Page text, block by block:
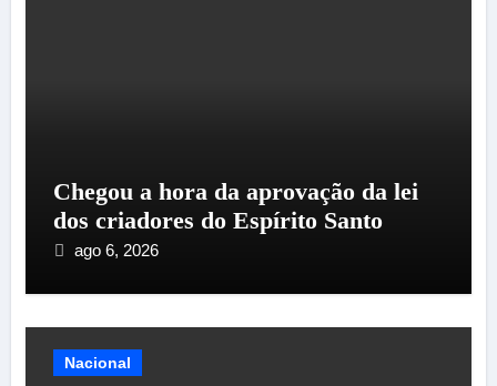
Chegou a hora da aprovação da lei
dos criadores do Espírito Santo
ago 6, 2026
Nacional